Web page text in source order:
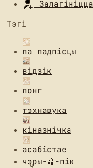
н
а
з
Залагініцца
Тэгі
па падпісцы
відзік
лонг
тэхнавука
кіназнічка
асабістае
чэры-🍒-пік